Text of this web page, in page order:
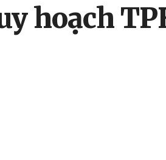
hoạch